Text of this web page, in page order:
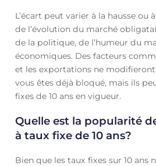
L’écart peut varier à la hausse ou
de l’évolution du marché
de la politique, de l’humeur du
économiques. Des facteurs
et les exportations ne
vous êtes déjà bloqué, mais ils
fixes de 10 ans en vigueur.
Quelle est la popularité
à taux fixe de 10 ans?
Bien que les taux fixes sur 10 ans